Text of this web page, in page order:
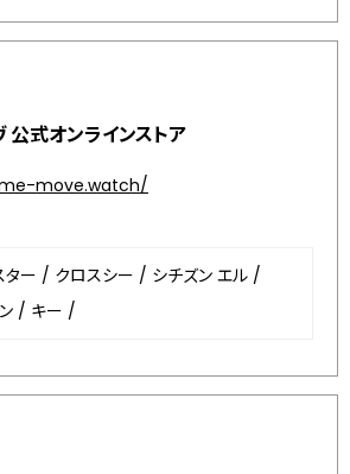
公式オンラインストア
move.watch/
ター / クロスシー / シチズン エル /
/ キー /